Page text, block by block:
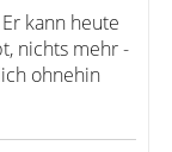
kann heute
nichts mehr -
ohnehin